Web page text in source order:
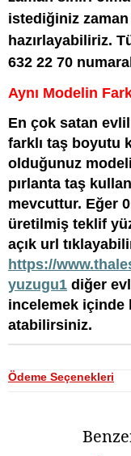
istediğiniz
hazırlayabiliriz.
632 22 70
Aynı Modelin
En çok satan
farklı taş boyutu
olduğunuz
pırlanta taş
mevcuttur. Eğer
üretilmiş teklif
açık url
https://
yuzugu1 diğer
incelemek içinde
atabilirsiniz.
Ödeme Seçenekleri